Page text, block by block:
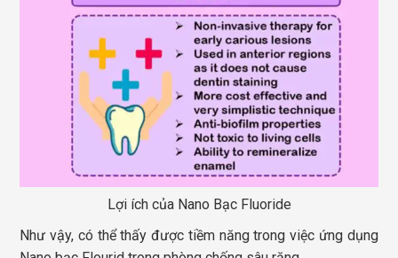
Lợi ích của Nano Bạc Fluoride
Như vậy, có thể thấy được tiềm năng trong việc ứng dụng